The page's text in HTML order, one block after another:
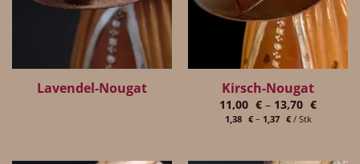
Lavendel-Nougat Kirsch-Nougat
11,00 € – 13,70 €
1,38 €– 1,37 €/ Stk